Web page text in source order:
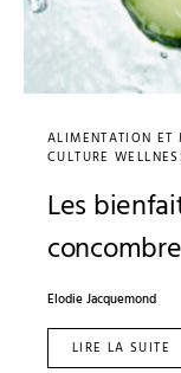
ALIMENTATION ET
CULTURE
Les
Elodie Jacquemond
LIRE LA SUITE